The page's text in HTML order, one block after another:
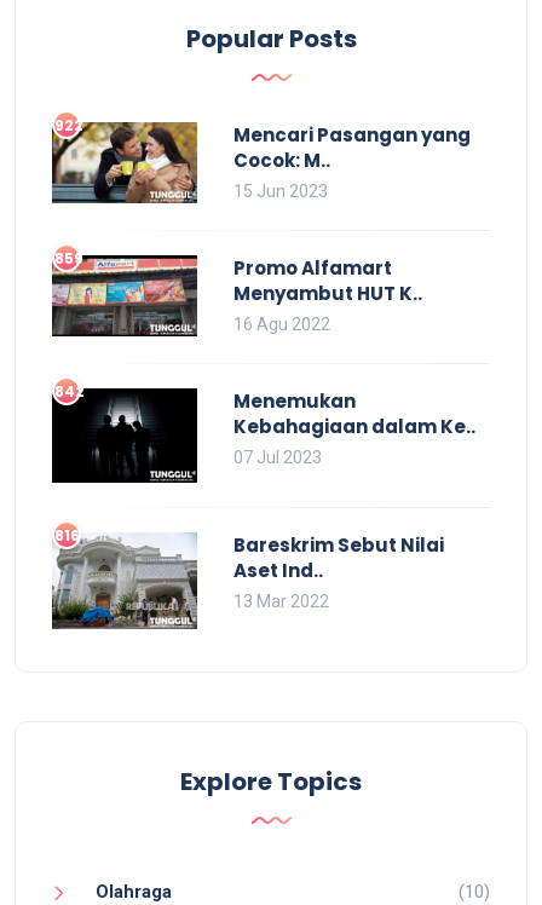
Popular Posts
922
Mencari Pasangan yang
Cocok: M..
15 Jun 2023
859
Promo Alfamart
Menyambut HUT K..
16 Agu 2022
842
Menemukan
Kebahagiaan dalam Ke..
07 Jul 2023
816
Bareskrim Sebut Nilai
Aset Ind..
13 Mar 2022
Explore Topics
Olahraga (10)